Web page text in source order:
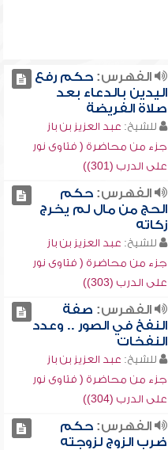
الفهرس:حكم رفع
اليدين بالدعاء بعد
صلاة الفريضة
للشيخ: عبد العزيز بن باز
جزء من محاضرة ( فتاوى نور
على الدرب (301))
الفهرس:حكم
الحج من مال لم يخرج
زكاته
للشيخ: عبد العزيز بن باز
جزء من محاضرة ( فتاوى نور
على الدرب (303))
الفهرس: صفة
النفخ في الصور .. وعدد
النفخات
للشيخ: عبد العزيز بن باز
جزء من محاضرة ( فتاوى نور
على الدرب (304))
الفهرس:حكم
ضرب الزوج لزوجته